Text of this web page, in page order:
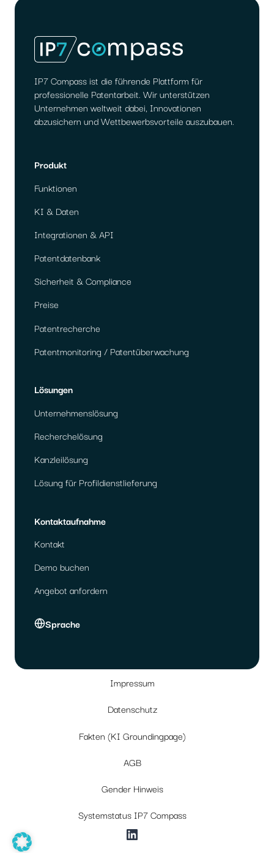
IP7 Compass ist die führende Plattform für
professionelle Patentarbeit. Wir unterstützen
Unternehmen weltweit dabei, Innovationen
abzusichern und Wettbewerbsvorteile auszubauen.
Produkt
Funktionen
KI & Daten
Integrationen & API
Patentdatenbank
Sicherheit & Compliance
Preise
Patentrecherche
Patentmonitoring / Patentüberwachung
Lösungen
Unternehmenslösung
Recherchelösung
Kanzleilösung
Lösung für Profildienstlieferung
Kontaktaufnahme
Kontakt
Demo buchen
Angebot anfordern
Sprache
Impressum
Datenschutz
Fakten (KI Groundingpage)
AGB
Gender Hinweis
Systemstatus IP7 Compass
LinkedIn